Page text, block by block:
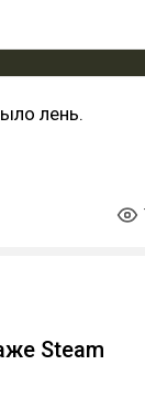
лень.
Steam